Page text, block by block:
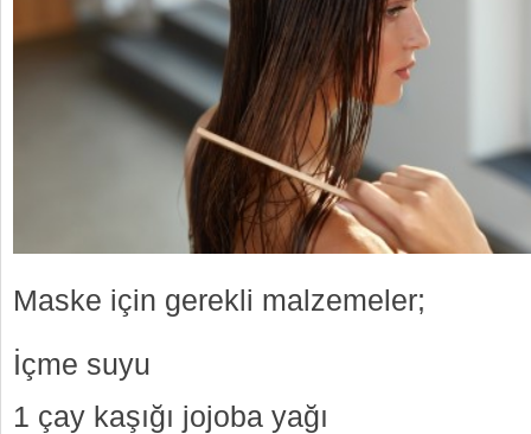
Maske için gerekli malzemeler;
İçme suyu
1 çay kaşığı jojoba yağı